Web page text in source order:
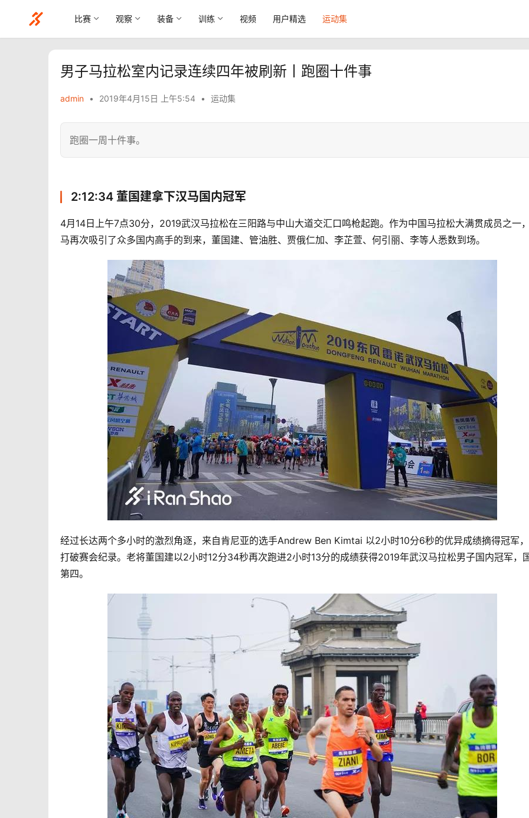
比赛 观察 装备 训练 视频 用户精选 运动集
男子马拉松室内记录连续四年被刷新丨跑圈十件事
admin • 2019年4月15日 上午5:54 • 运动集
跑圈一周十件事。
2:12:34 董国建拿下汉马国内冠军
4月14日上午7点30分，2019武汉马拉松在三阳路与中山大道交汇口鸣枪起跑。作为中国马拉松大满贯成员之一
马再次吸引了众多国内高手的到来，董国建、管油胜、贾俄仁加、李芷萱、何引丽、李等人悉数到场。
经过长达两个多小时的激烈角逐，来自肯尼亚的选手Andrew Ben Kimtai 以2小时10分6秒的优异成绩摘得冠军
打破赛会纪录。老将董国建以2小时12分34秒再次跑进2小时13分的成绩获得2019年武汉马拉松男子国内冠军，
第四。